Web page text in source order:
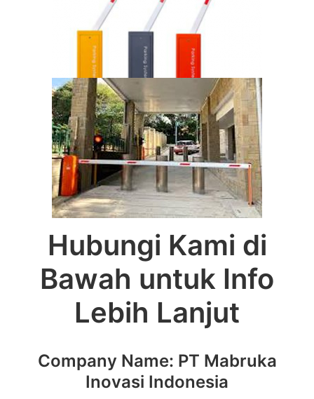
Hubungi Kami di
Bawah untuk Info
Lebih Lanjut
Company Name: PT Mabruka
Inovasi Indonesia